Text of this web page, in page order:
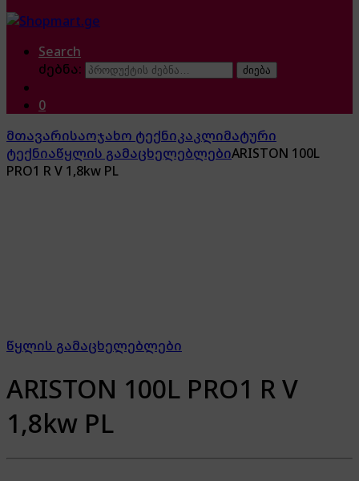
Search
ძებნა:
ძიება
0
მთავარისაოჯახო ტექნიკაკლიმატური
ტექნიაწყლის გამაცხელებლებიARISTON 100L
PRO1 R V 1,8kw PL
წყლის გამაცხელებლები
ARISTON 100L PRO1 R V
1,8kw PL